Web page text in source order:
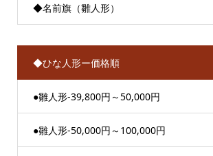
◆名前旗（雛人形）
◆ひな人形ー価格順
●雛人形-39,800円～50,000円
●雛人形-50,000円～100,000円